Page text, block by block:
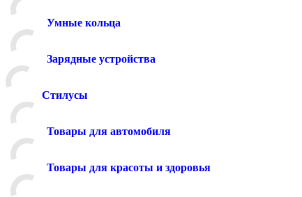
Умные кольца
Зарядные устройства
Стилусы
Товары для автомобиля
Товары для красоты и здоровья